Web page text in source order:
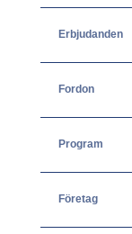
Erbjudanden
Fordon
Program
Företag